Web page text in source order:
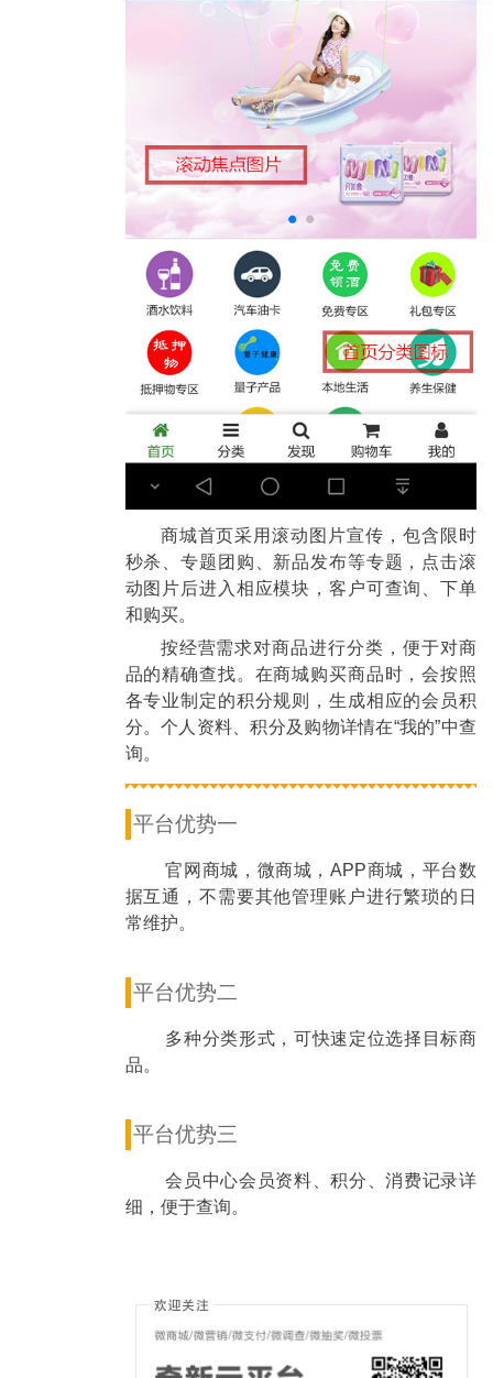
商城首页采用滚动图片宣传，包含限时
秒杀、专题团购、新品发布等专题，点击滚
动图片后进入相应模块，客户可查询、下单
和购买。
按经营需求对商品进行分类，便于对商
品的精确查找。在商城购买商品时，会按照
各专业制定的积分规则，生成相应的会员积
分。个人资料、积分及购物详情在“我的”中查
询。
平台优势一
官网商城，微商城，APP商城，平台数
据互通，不需要其他管理账户进行繁琐的日
常维护。
平台优势二
多种分类形式，可快速定位选择目标商
品。
平台优势三
会员中心会员资料、积分、消费记录详
细，便于查询。